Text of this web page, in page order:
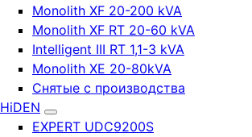
Monolith XF 20-200 kVA
Monolith XF RT 20-60 kVA
Intelligent III RT 1,1-3 kVA
Monolith XE 20-80kVA
Снятые с производства
HiDEN
EXPERT UDC9200S